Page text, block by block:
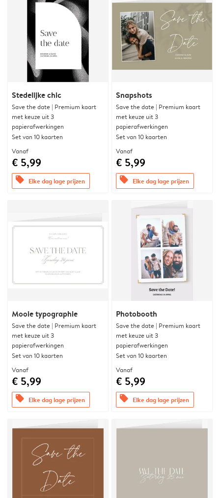
Stedelijke chic
Save the date | Premium kaart
met keuze uit 3
papierafwerkingen
Set van 10 kaarten
Vanaf
€ 5,99
offers Elke dag lage prijzen
Snapshots
Save the date | Premium kaart
met keuze uit 3
papierafwerkingen
Set van 10 kaarten
Vanaf
€ 5,99
offers Elke dag lage prijzen
Mooie typographie
Save the date | Premium kaart
met keuze uit 3
papierafwerkingen
Set van 10 kaarten
Vanaf
€ 5,99
offers Elke dag lage prijzen
Photobooth
Save the date | Premium kaart
met keuze uit 3
papierafwerkingen
Set van 10 kaarten
Vanaf
€ 5,99
offers Elke dag lage prijzen